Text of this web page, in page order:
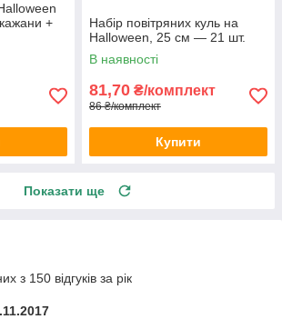
+
Набір повітряних куль на
Halloween, 25 см — 21 шт.
В наявності
81,70 ₴/комплект
86 ₴/комплект
Купити
Показати ще
з 150 відгуків за рік